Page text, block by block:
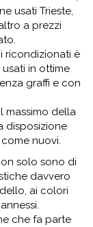
usati Trieste,
a prezzi
ricondizionati è
in ottime
graffi e con
massimo della
disposizione
nuovi.
solo sono di
davvero
ai colori
che fa parte